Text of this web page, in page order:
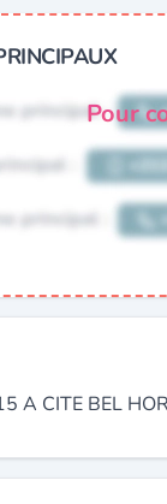
Pour
A CITE BEL